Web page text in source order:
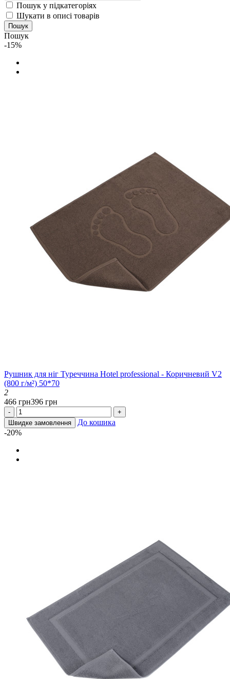
Пошук у підкатегоріях
Шукати в описі товарів
Пошук
-15%
Рушник для ніг Туреччина Hotel professional - Коричневий V2
(800 г/м²) 50*70
2
466 грн396 грн
-
+
Швидке замовлення
До кошика
-20%